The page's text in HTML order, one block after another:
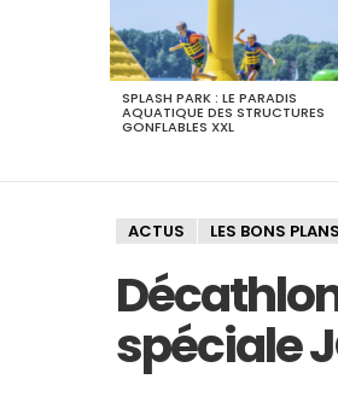
SPLASH PARK : LE PARADIS
AQUATIQUE DES STRUCTURES
GONFLABLES XXL
ACTUS LES BONS PLANS
spéciale